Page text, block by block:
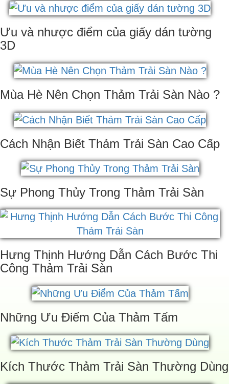
Ưu và nhược điểm của giấy dán tường
3D
Mùa Hè Nên Chọn Thảm Trải Sàn Nào ?
Cách Nhận Biết Thảm Trải Sàn Cao Cấp
Sự Phong Thủy Trong Thảm Trải Sàn
Hưng Thịnh Hướng Dẫn Cách Bước Thi
Công Thảm Trải Sàn
Những Ưu Điểm Của Thảm Tấm
Kích Thước Thảm Trải Sàn Thường Dùng